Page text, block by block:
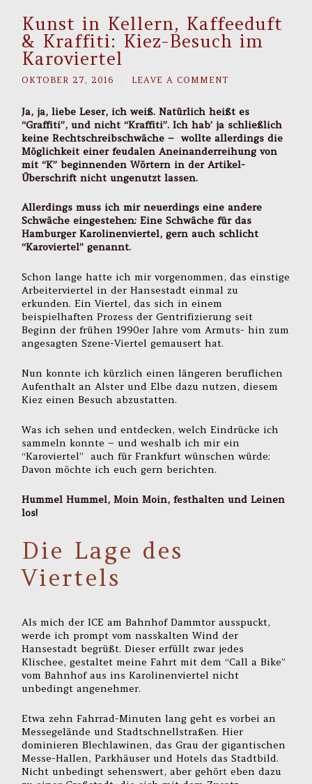
Kunst in Kellern, Kaffeeduft
& Kraffiti: Kiez-Besuch im
Karoviertel
OKTOBER 27, 2016 LEAVE A COMMENT
Ja, ja, liebe Leser, ich weiß. Natürlich heißt es
“Graffiti”, und nicht “Kraffiti”. Ich hab’ ja schließlich
keine Rechtschreibschwäche – wollte allerdings die
Möglichkeit einer feudalen Aneinanderreihung von
mit “K” beginnenden Wörtern in der Artikel-
Überschrift nicht ungenutzt lassen.
Allerdings muss ich mir neuerdings eine andere
Schwäche eingestehen: Eine Schwäche für das
Hamburger Karolinenviertel, gern auch schlicht
“Karoviertel” genannt.
Schon lange hatte ich mir vorgenommen, das einstige
Arbeiterviertel in der Hansestadt einmal zu
erkunden. Ein Viertel, das sich in einem
beispielhaften Prozess der Gentrifizierung seit
Beginn der frühen 1990er Jahre vom Armuts- hin zum
angesagten Szene-Viertel gemausert hat.
Nun konnte ich kürzlich einen längeren beruflichen
Aufenthalt an Alster und Elbe dazu nutzen, diesem
Kiez einen Besuch abzustatten.
Was ich sehen und entdecken, welch Eindrücke ich
sammeln konnte – und weshalb ich mir ein
“Karoviertel” auch für Frankfurt wünschen würde:
Davon möchte ich euch gern berichten.
Hummel Hummel, Moin Moin, festhalten und Leinen
los!
Die Lage des
Viertels
Als mich der ICE am Bahnhof Dammtor ausspuckt,
werde ich prompt vom nasskalten Wind der
Hansestadt begrüßt. Dieser erfüllt zwar jedes
Klischee, gestaltet meine Fahrt mit dem “Call a Bike”
vom Bahnhof aus ins Karolinenviertel nicht
unbedingt angenehmer.
Etwa zehn Fahrrad-Minuten lang geht es vorbei an
Messegelände und Stadtschnellstraßen. Hier
dominieren Blechlawinen, das Grau der gigantischen
Messe-Hallen, Parkhäuser und Hotels das Stadtbild.
Nicht unbedingt sehenswert, aber gehört eben dazu